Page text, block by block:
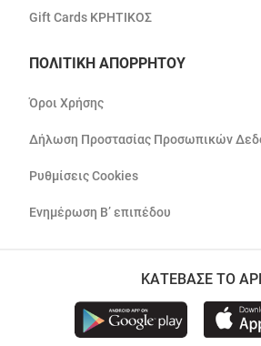
Gift Cards ΚΡΗΤΙΚΟΣ
ΠΟΛΙΤΙΚΗ ΑΠΟΡΡΗΤΟΥ
Όροι Χρήσης
Δήλωση Προστασίας Προσωπικών
Ρυθμίσεις Cookies
Ενημέρωση Β’ επιπέδου
ΚΑΤΕΒΑΣΕ ΤΟ